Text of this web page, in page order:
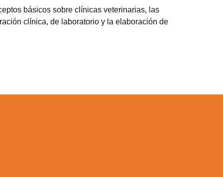
básicos sobre clínicas veterinarias, las
clínica, de laboratorio y la elaboración de